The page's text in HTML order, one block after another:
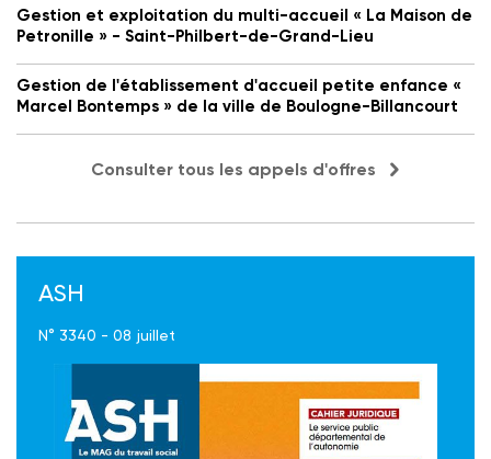
Gestion et exploitation du multi-accueil « La Maison de
Petronille » - Saint-Philbert-de-Grand-Lieu
Gestion de l'établissement d'accueil petite enfance «
Marcel Bontemps » de la ville de Boulogne-Billancourt
Consulter tous les appels d'offres
ASH
N° 3340 - 08 juillet